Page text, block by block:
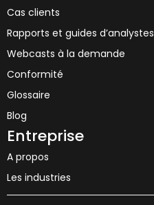
Cas clients
Rapports et guides d’analystes
Webcasts à la demande
Conformité
Glossaire
Blog
Entreprise
A propos
Les industries